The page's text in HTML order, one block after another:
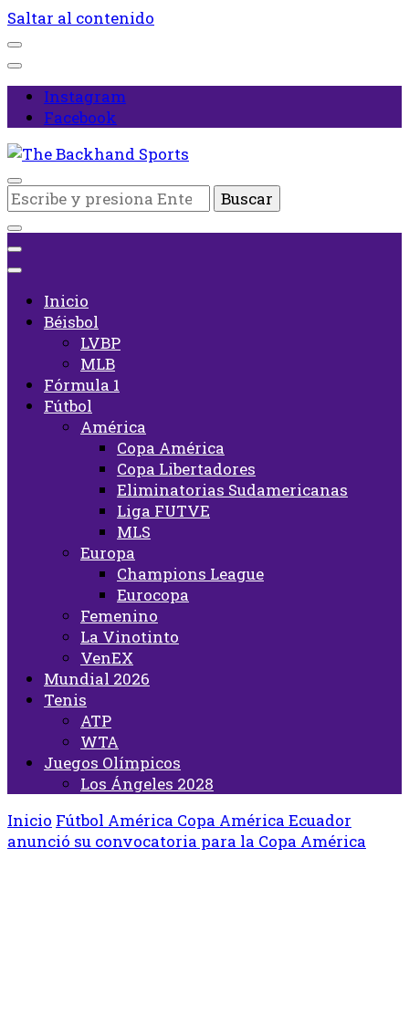
Saltar al contenido
Instagram
Facebook
The Backhand Sports
Inicio
¿Buscas
algo?
Inicio
Béisbol
LVBP
MLB
Fórmula 1
Fútbol
América
Copa América
Copa Libertadores
Eliminatorias Sudamericanas
Liga FUTVE
MLS
Europa
Champions League
Eurocopa
Femenino
La Vinotinto
VenEX
Mundial 2026
Tenis
ATP
WTA
Juegos Olímpicos
Los Ángeles 2028
Inicio Fútbol América Copa América Ecuador
anunció su convocatoria para la Copa América